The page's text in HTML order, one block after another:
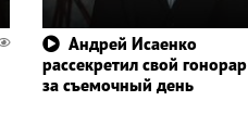
Андрей Исаенко
рассекретил свой гонорар
за съемочный день